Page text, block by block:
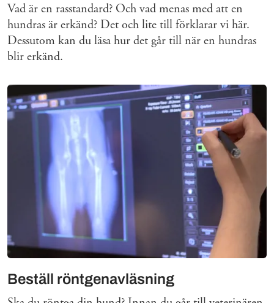
Vad är en rasstandard? Och vad menas med att en
hundras är erkänd? Det och lite till förklarar vi här.
Dessutom kan du läsa hur det går till när en hundras
blir erkänd.
Beställ röntgenavläsning